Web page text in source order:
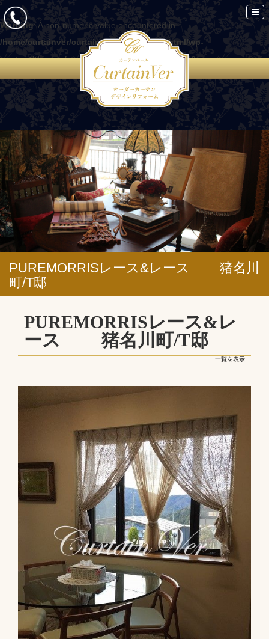
Warning: A non-numeric value encountered in
/home/curtainver/curtain-ver.com/public_html/wp-
content/themes/curtain/functions.php
on line 86
PUREMORRISレース&レース 猪名川
町/T邸
PUREMORRISレース&レ
ース 猪名川町/T邸
一覧を表示